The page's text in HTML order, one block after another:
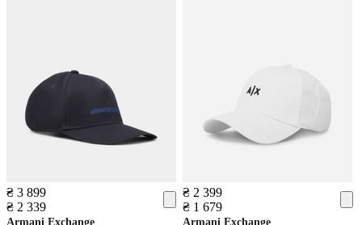
₴ 3 899
₴ 2 339
Armani Exchange
₴ 2 399
₴ 1 679
Armani Exchange